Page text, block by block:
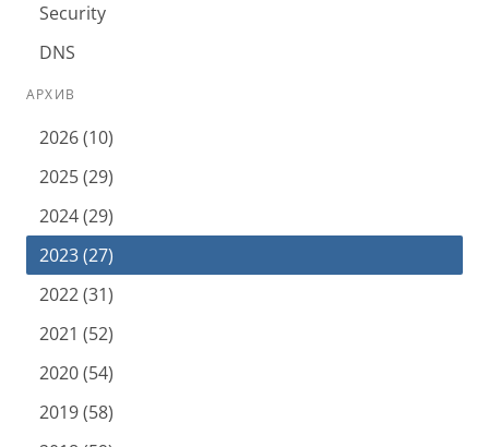
Security
DNS
АРХИВ
2026 (10)
2025 (29)
2024 (29)
2023 (27)
2022 (31)
2021 (52)
2020 (54)
2019 (58)